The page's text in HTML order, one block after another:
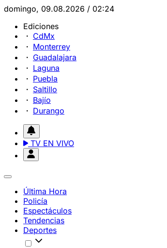
domingo, 09.08.2026 / 02:24
Ediciones
CdMx
Monterrey
Guadalajara
Laguna
Puebla
Saltillo
Bajío
Durango
TV EN VIVO
Última Hora
Policía
Espectáculos
Tendencias
Deportes